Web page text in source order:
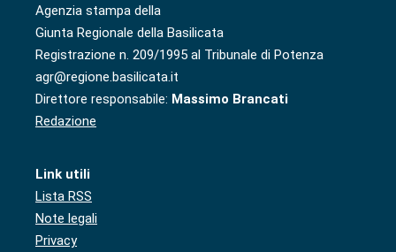
Agenzia stampa della
Giunta Regionale della Basilicata
Registrazione n. 209/1995 al Tribunale di Potenza
agr@regione.basilicata.it
Direttore responsabile: Massimo Brancati
Redazione
Link utili
Lista RSS
Note legali
Privacy